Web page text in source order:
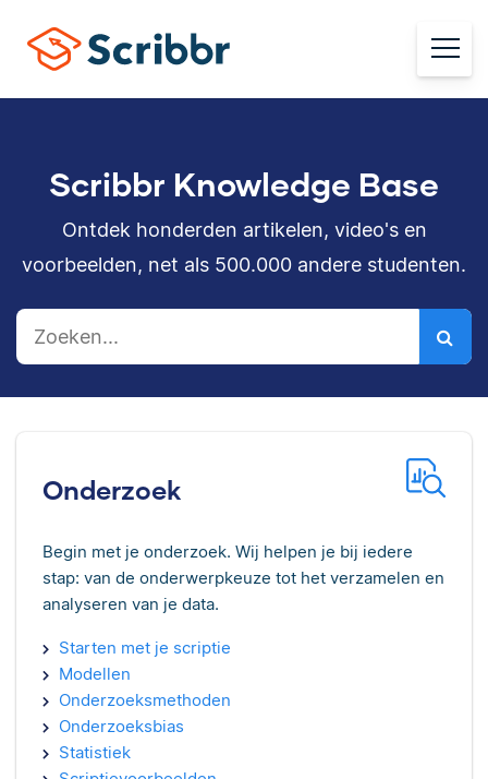
Scribbr Knowledge Base
Ontdek honderden artikelen, video's en
voorbeelden, net als 500.000 andere studenten.
Onderzoek
Begin met je onderzoek. Wij helpen je bij iedere
stap: van de onderwerpkeuze tot het verzamelen en
analyseren van je data.
Starten met je scriptie
Modellen
Onderzoeksmethoden
Onderzoeksbias
Statistiek